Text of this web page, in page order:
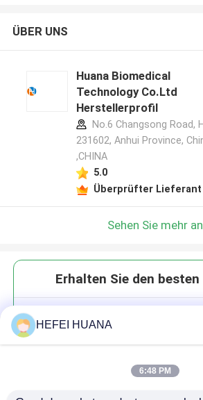
ÜBER UNS
Huana Biomedical
Technology Co.Ltd
Herstellerprofil
No.6 Changsong Road,
231602, Anhui Province,
,CHINA
5.0
Überprüfter Lieferant
Sehen Sie mehr an
Erhalten Sie den
HEFEI HUANA
6:48 PM